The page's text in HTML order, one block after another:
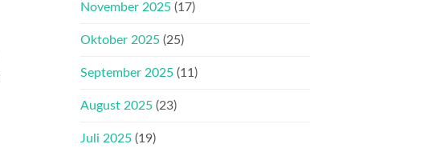
November 2025 (17)
Oktober 2025 (25)
September 2025 (11)
August 2025 (23)
Juli 2025 (19)